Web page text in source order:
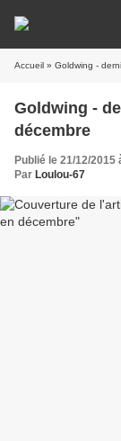
Accueil » Goldwing -
Goldwing -
décembre
Publié le 21/12/2015
Par Loulou-67